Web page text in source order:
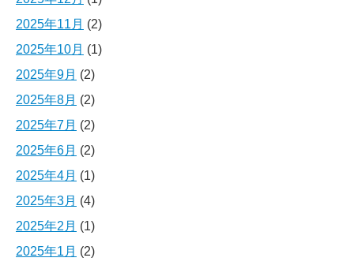
2025年11月 (2)
2025年10月 (1)
2025年9月 (2)
2025年8月 (2)
2025年7月 (2)
2025年6月 (2)
2025年4月 (1)
2025年3月 (4)
2025年2月 (1)
2025年1月 (2)